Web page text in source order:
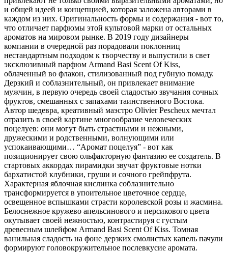
и общей идеей и концепцией, которая заложена авторами в
каждом из них. Оригинальность формы и содержания - вот то,
что отличает парфюмы этой культовой марки от остальных
ароматов на мировом рынке. В 2019 году дизайнеры
компании в очередной раз порадовали поклонниц
нестандартным подходом к творчеству и выпустили в свет
эксклюзивный парфюм Armand Basi Scent Of Kiss,
облаченный во флакон, стилизованный под губную помаду.
Дерзкий и соблазнительный, он привлекает внимание
мужчин, в первую очередь своей сладостью звучания сочных
фруктов, смешанных с запахами таинственного Востока.
Автор шедевра, креативный маэстро Olivier Pescheux мечтал
отразить в своей картине многообразие человеческих
поцелуев: они могут быть страстными и нежными,
дружескими и родственными, волнующими или
успокаивающими… “Аромат поцелуя” - вот как
позиционирует свою ольфакторную фантазию ее создатель. В
стартовых аккордах пирамидки звучат фруктовые нотки
бархатистой клубники, груши и сочного грейпфрута.
Характерная яблочная кислинка соблазнительно
трансформируется в упоительное цветочное сердце,
освещенное вспышками страсти королевской розы и жасмина.
Белоснежное кружево апельсинового и персикового цвета
окутывает своей нежностью, контрастируя с густым
древесным шлейфом Armand Basi Scent Of Kiss. Томная
ванильная сладость на фоне дерзких смолистых капель пачули
формируют головокружительное послевкусие аромата.